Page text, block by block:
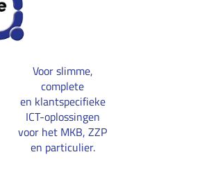
Voor slimme,
complete
en klantspecifieke
ICT-oplossingen
voor het MKB, ZZP
en particulier.